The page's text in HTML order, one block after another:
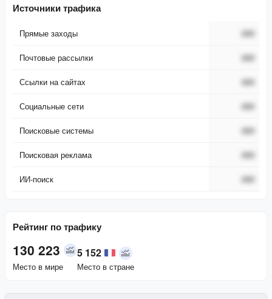
Источники трафика
Прямые заходы ###
Почтовые рассылки ###
Ссылки на сайтах ###
Социальные сети ###
Поисковые системы ###
Поисковая реклама ###
ИИ-поиск ###
Рейтинг по трафику
130 223
Место в мире
5 152
Место в стране